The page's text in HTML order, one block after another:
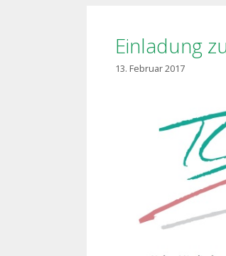
Einladung
13. Februar 2017